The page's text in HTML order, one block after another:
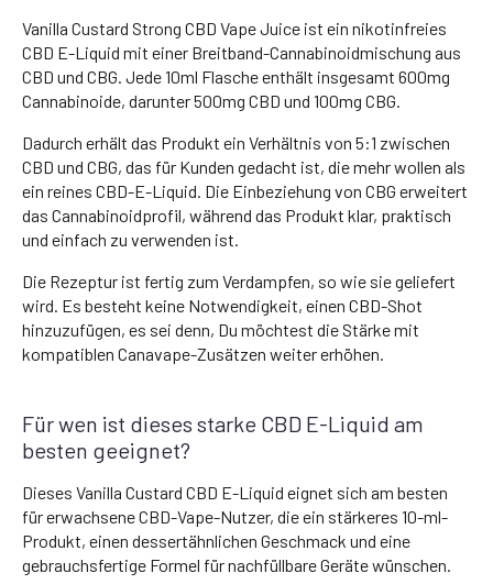
Vanilla Custard Strong CBD Vape Juice ist ein nikotinfreies
CBD E-Liquid mit einer Breitband-Cannabinoidmischung aus
CBD und CBG. Jede 10ml Flasche enthält insgesamt 600mg
Cannabinoide, darunter 500mg CBD und 100mg CBG.
Dadurch erhält das Produkt ein Verhältnis von 5:1 zwischen
CBD und CBG, das für Kunden gedacht ist, die mehr wollen als
ein reines CBD-E-Liquid. Die Einbeziehung von CBG erweitert
das Cannabinoidprofil, während das Produkt klar, praktisch
und einfach zu verwenden ist.
Die Rezeptur ist fertig zum Verdampfen, so wie sie geliefert
wird. Es besteht keine Notwendigkeit, einen CBD-Shot
hinzuzufügen, es sei denn, Du möchtest die Stärke mit
kompatiblen Canavape-Zusätzen weiter erhöhen.
Für wen ist dieses starke CBD E-Liquid am
besten geeignet?
Dieses Vanilla Custard CBD E-Liquid eignet sich am besten
für erwachsene CBD-Vape-Nutzer, die ein stärkeres 10-ml-
Produkt, einen dessertähnlichen Geschmack und eine
gebrauchsfertige Formel für nachfüllbare Geräte wünschen.